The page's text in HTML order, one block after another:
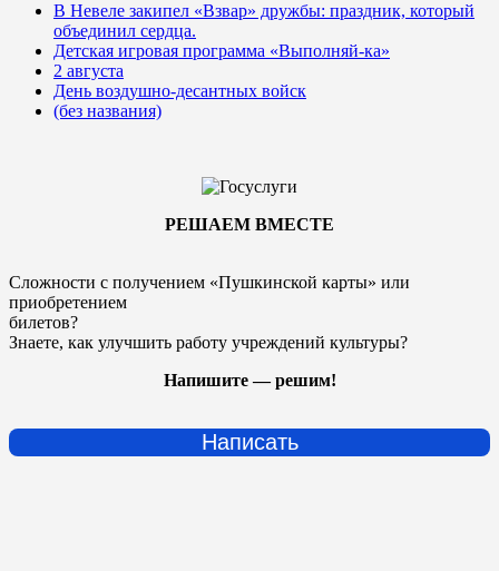
В Невеле закипел «Взвар» дружбы: праздник, который
объединил сердца.
Детская игровая программа «Выполняй-ка»
2 августа
День воздушно-десантных войск
(без названия)
РЕШАЕМ ВМЕСТЕ
Сложности с получением «Пушкинской карты» или
приобретением
билетов?
Знаете, как улучшить работу учреждений культуры?
Напишите — решим!
Написать